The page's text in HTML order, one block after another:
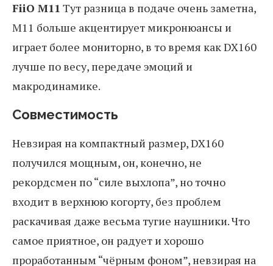
FiiO M11 Тут разница в подаче очень заметна,
M11 больше акцентирует микронюансы и
играет более мониторно, в то время как DX160
лучше по весу, передаче эмоций и
макродинамике.
Совместимость
Невзирая на компактный размер, DX160
получился мощным, он, конечно, не
рекордсмен по “силе выхлопа”, но точно
входит в верхнюю когорту, без проблем
раскачивая даже весьма тугие наушники. Что
самое приятное, он радует и хорошо
проработанным “чёрным фоном”, невзирая на